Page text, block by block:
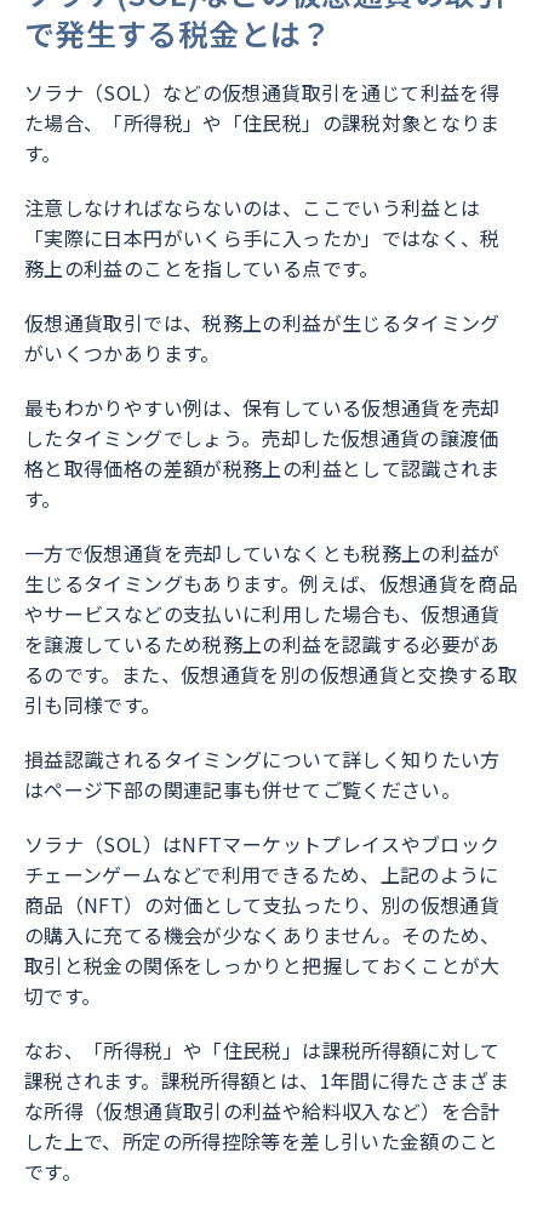
で発生する税金とは？
ソラナ（SOL）などの仮想通貨取引を通じて利益を得
た場合、「所得税」や「住民税」の課税対象となりま
す。
注意しなければならないのは、ここでいう利益とは
「実際に日本円がいくら手に入ったか」ではなく、税
務上の利益のことを指している点です。
仮想通貨取引では、税務上の利益が生じるタイミング
がいくつかあります。
最もわかりやすい例は、保有している仮想通貨を売却
したタイミングでしょう。売却した仮想通貨の譲渡価
格と取得価格の差額が税務上の利益として認識されま
す。
一方で仮想通貨を売却していなくとも税務上の利益が
生じるタイミングもあります。例えば、仮想通貨を商品
やサービスなどの支払いに利用した場合も、仮想通貨
を譲渡しているため税務上の利益を認識する必要があ
るのです。また、仮想通貨を別の仮想通貨と交換する取
引も同様です。
損益認識されるタイミングについて詳しく知りたい方
はページ下部の関連記事も併せてご覧ください。
ソラナ（SOL）はNFTマーケットプレイスやブロック
チェーンゲームなどで利用できるため、上記のように
商品（NFT）の対価として支払ったり、別の仮想通貨
の購入に充てる機会が少なくありません。そのため、
取引と税金の関係をしっかりと把握しておくことが大
切です。
なお、「所得税」や「住民税」は課税所得額に対して
課税されます。課税所得額とは、1年間に得たさまざま
な所得（仮想通貨取引の利益や給料収入など）を合計
した上で、所定の所得控除等を差し引いた金額のこと
です。